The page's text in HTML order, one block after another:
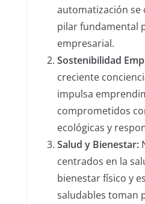
automatización se
pilar fundamental
empresarial.
Sostenibilidad
creciente
impulsa
comprometidos
ecológicas y
Salud y Bienestar:
centrados en la
bienestar físico y
saludables toman